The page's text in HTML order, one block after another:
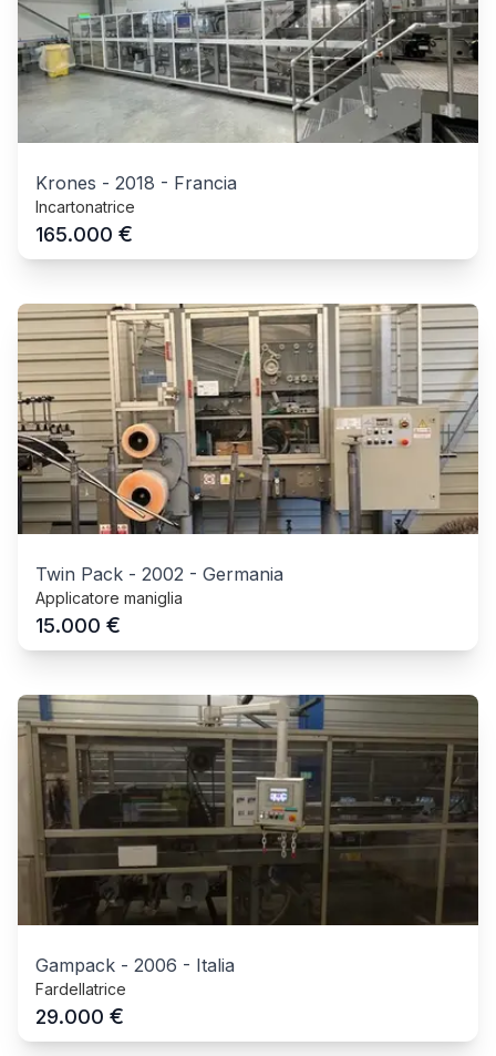
Krones - 2018 - Francia
Incartonatrice
165.000 €
Twin Pack - 2002 - Germania
Applicatore maniglia
15.000 €
Gampack - 2006 - Italia
Fardellatrice
29.000 €